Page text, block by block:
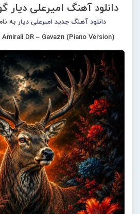
دانلود آهنگ امیرعلی دیار
دانلود آهنگ جدید امیرعلی دیار به
Amirali DR – Gavazn (Piano Version)